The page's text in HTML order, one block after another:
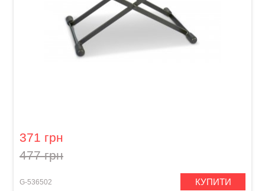
371 грн
477 грн
G-536502 КУПИТИ